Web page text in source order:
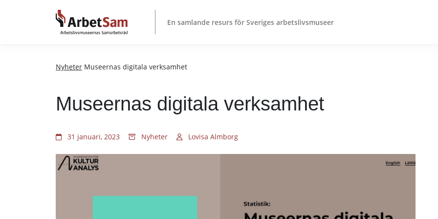
En samlande resurs för Sveriges arbetslivsmuseer
Nyheter Museernas digitala verksamhet
Museernas digitala verksamhet
31 januari, 2023 Nyheter Lovisa Almborg